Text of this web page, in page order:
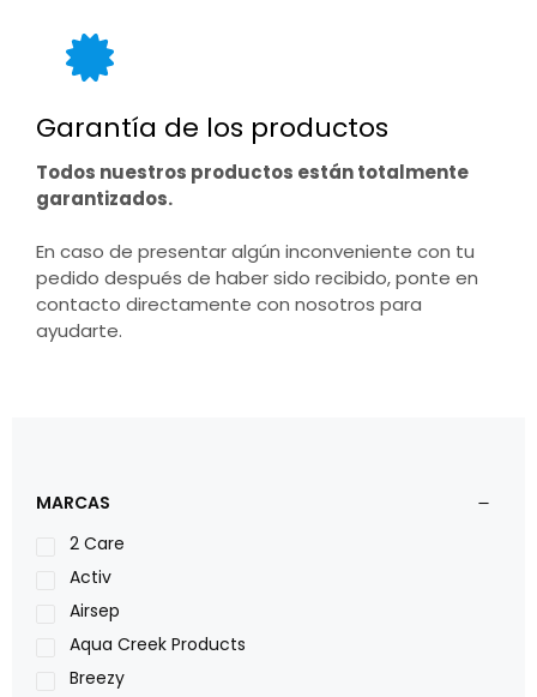
Garantía de los productos
Todos nuestros productos están totalmente
garantizados.
En caso de presentar algún inconveniente con tu
pedido después de haber sido recibido, ponte en
contacto directamente con nosotros para
ayudarte.
MARCAS
2 Care
Activ
Airsep
Aqua Creek Products
Breezy